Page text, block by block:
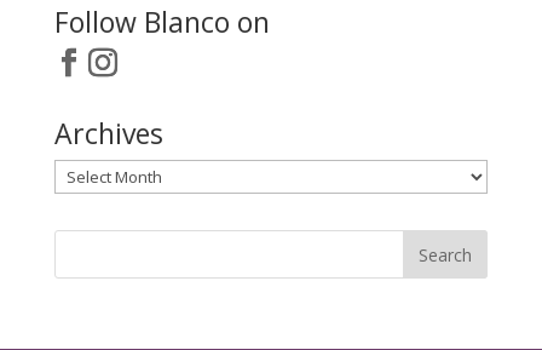
Follow Blanco on
Archives
Archives